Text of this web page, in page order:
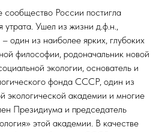
России постигла
утрата. Ушел из жизни д.ф.н.,
один из наиболее ярких, глубоких
философии, родоначальник новой
экологии, основатель и
фонда СССР, один из
экологической академии и многие
Президиума и председатель
этой академии. В качестве